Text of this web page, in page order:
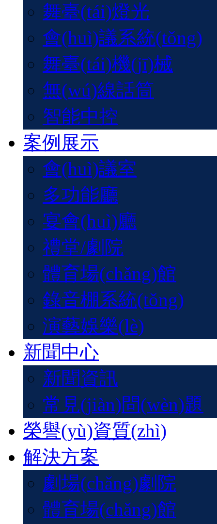
舞臺(tái)燈光
會(huì)議系統(tǒng)
舞臺(tái)機(jī)械
無(wú)線話筒
智能中控
案例展示
會(huì)議室
多功能廳
宴會(huì)廳
禮堂/劇院
體育場(chǎng)館
錄音棚系統(tǒng)
演藝娛樂(lè)
新聞中心
新聞資訊
常見(jiàn)問(wèn)題
榮譽(yù)資質(zhì)
解決方案
劇場(chǎng)劇院
體育場(chǎng)館